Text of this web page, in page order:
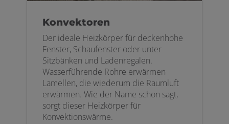
Konvektoren
Der ideale Heizkörper für deckenhohe
Fenster, Schaufenster oder unter
Sitzbänken und Ladenregalen.
Wasserführende Rohre erwärmen
Lamellen, die wiederum die Raumluft
erwärmen. Wie der Name schon sagt,
sorgt dieser Heizkörper für
Konvektionswärme.